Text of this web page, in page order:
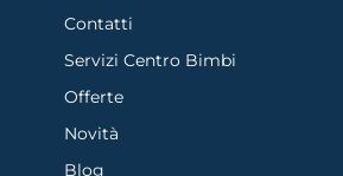
Contatti
Servizi Centro Bimbi
Offerte
Novità
Blog